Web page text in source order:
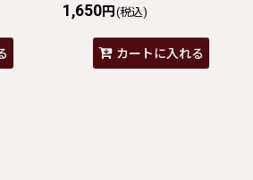
1,650円 (税込)
カートに入れる